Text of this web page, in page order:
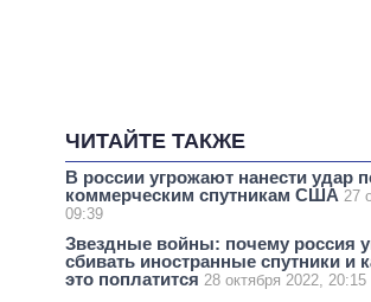
ЧИТАЙТЕ ТАКЖЕ
В россии угрожают нанести удар
коммерческим спутникам США 27
09:39
Звездные войны: почему россия
сбивать иностранные спутники и
это поплатится 28 октября 2022, 20:15